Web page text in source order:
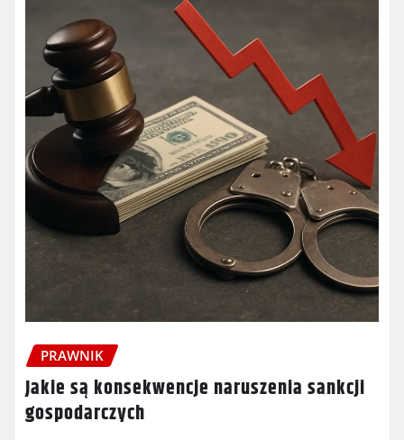
PRAWNIK
Jakie są konsekwencje naruszenia sankcji
gospodarczych